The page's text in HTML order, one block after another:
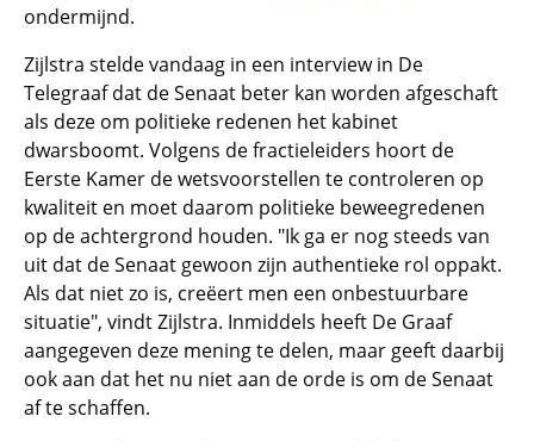
ondermijnd.
Zijlstra stelde vandaag in een interview in De
Telegraaf dat de Senaat beter kan worden afgeschaft
als deze om politieke redenen het kabinet
dwarsboomt. Volgens de fractieleiders hoort de
Eerste Kamer de wetsvoorstellen te controleren op
kwaliteit en moet daarom politieke beweegredenen
op de achtergrond houden. "Ik ga er nog steeds van
uit dat de Senaat gewoon zijn authentieke rol oppakt.
Als dat niet zo is, creëert men een onbestuurbare
situatie", vindt Zijlstra. Inmiddels heeft De Graaf
aangegeven deze mening te delen, maar geeft daarbij
ook aan dat het nu niet aan de orde is om de Senaat
af te schaffen.